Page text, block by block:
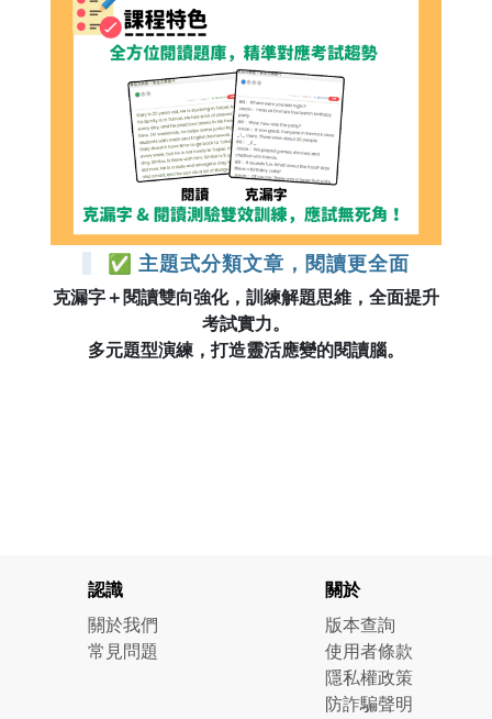
✅ 主題式分類文章，閱讀更全面
克漏字＋閱讀雙向強化，訓練解題思維，全面提升
考試實力。
多元題型演練，打造靈活應變的閱讀腦。
認識
關於我們
常見問題
關於
版本查詢
使用者條款
隱私權政策
防詐騙聲明